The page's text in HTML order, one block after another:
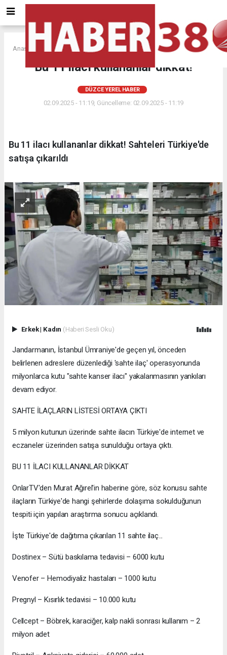
Anasayfa DÜZCE YEREL HABER
Bu 11 ilacı kullananlar dikkat!
DÜZCE YEREL HABER
02.09.2025 - 11:19, Güncelleme: 02.09.2025 - 11:19
Bu 11 ilacı kullananlar dikkat! Sahteleri Türkiye'de
satışa çıkarıldı
Erkek| Kadın (Haberi Sesli Oku)
Jandarmanın, İstanbul Ümraniye'de geçen yıl, önceden
belirlenen adreslere düzenlediği 'sahte ilaç' operasyonunda
milyonlarca kutu "sahte kanser ilacı" yakalanmasının yankıları
devam ediyor.
SAHTE İLAÇLARIN LİSTESİ ORTAYA ÇIKTI
5 milyon kutunun üzerinde sahte ilacın Türkiye'de internet ve
eczaneler üzerinden satışa sunulduğu ortaya çıktı.
BU 11 İLACI KULLANANLAR DİKKAT
OnlarTV'den Murat Ağırel'in haberine göre, söz konusu sahte
ilaçların Türkiye'de hangi şehirlerde dolaşıma sokulduğunun
tespiti için yapılan araştırma sonucu açıklandı.
İşte Türkiye'de dağıtıma çıkarılan 11 sahte ilaç...
Dostinex – Sütü baskılama tedavisi – 6000 kutu
Venofer – Hemodiyaliz hastaları – 1000 kutu
Pregnyl – Kısırlık tedavisi – 10.000 kutu
Cellcept – Böbrek, karaciğer, kalp nakli sonrası kullanım – 2
milyon adet